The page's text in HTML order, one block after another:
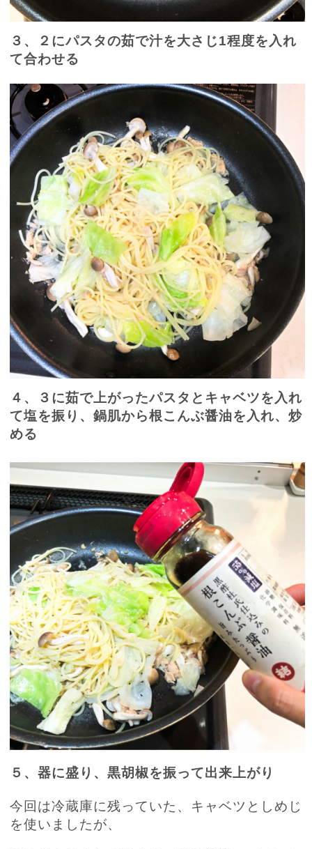
３、２にパスタの茹で汁を大さじ1程度を入れ
て合わせる
４、３に茹で上がったパスタとキャベツを入れ
て塩を振り、鍋肌から根こんぶ醤油を入れ、炒
める
５、器に盛り、黒胡椒を振って出来上がり
今回は冷蔵庫に残っていた、キャベツとしめじ
を使いましたが、